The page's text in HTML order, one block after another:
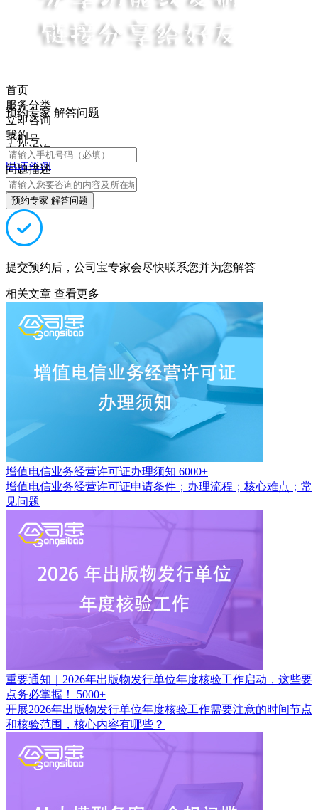
首页
服务分类
立即咨询
我的
在线咨询
电话咨询
预约专家 解答问题
手机号
问题描述
预约专家 解答问题
提交预约后，公司宝专家会尽快联系您并为您解答
相关文章 查看更多
增值电信业务经营许可证办理须知 6000+
增值电信业务经营许可证申请条件；办理流程；核心难点；常
见问题
重要通知｜2026年出版物发行单位年度核验工作启动，这些要
点务必掌握！
5000+
开展2026年出版物发行单位年度核验工作需要注意的时间节点
和核验范围，核心内容有哪些？